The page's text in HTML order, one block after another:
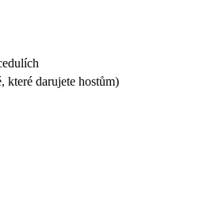
které darujete hostům)